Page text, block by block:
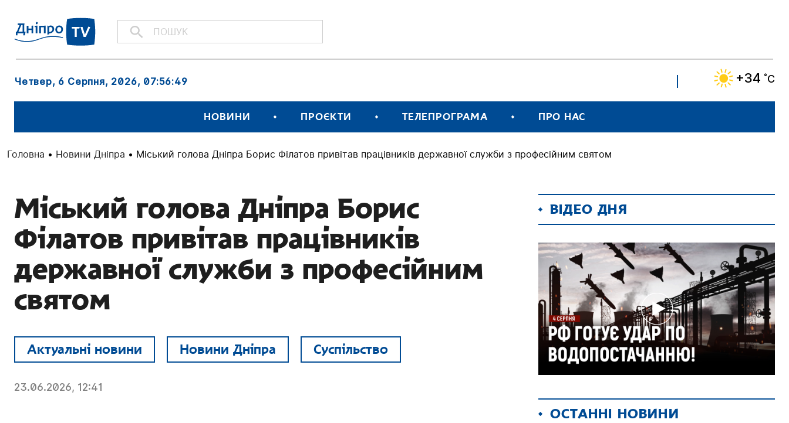
Четвер, 6 Серпня, 2026, 07:56:50 +34 ˚C
НОВИНИ ПРОЄКТИ ТЕЛЕПРОГРАМА ПРО НАС
Головна • Новини Дніпра • Міський голова Дніпра Борис Філатов привітав працівників державної служби з професійним святом
Міський голова Дніпра Борис
Філатов привітав працівників
державної служби з професійним
святом
Актуальні новини Новини Дніпра Суспільство
23.06.2026, 12:41
ВІДЕО ДНЯ
ОСТАННІ НОВИНИ